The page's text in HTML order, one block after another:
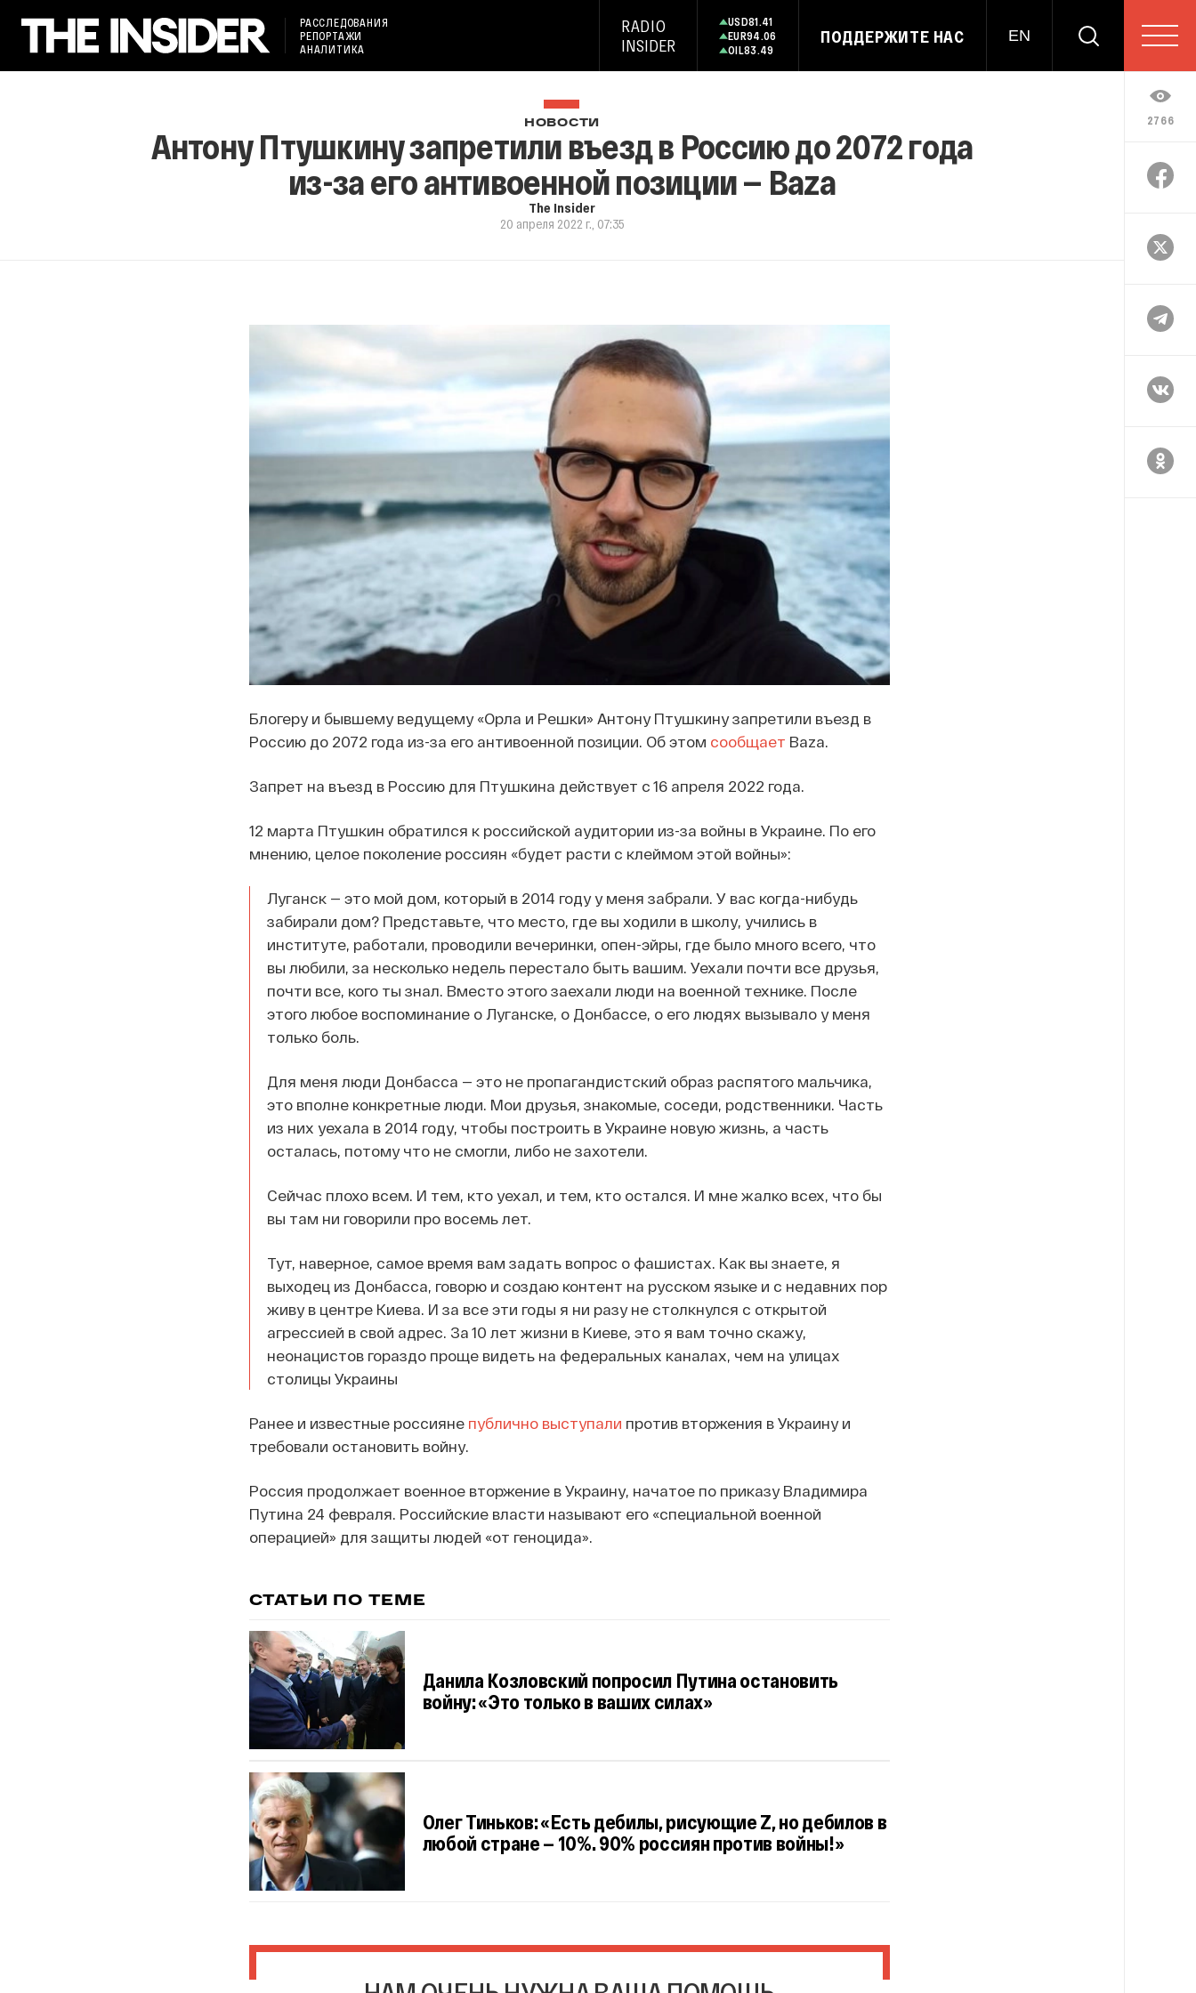
РАССЛЕДОВАНИЯ
РЕПОРТАЖИ
АНАЛИТИКА
RADIO
INSIDER
USD81.41
EUR94.06
OIL83.49
ПОДДЕРЖИТЕ НАС EN
2766
НОВОСТИ
Антону Птушкину запретили въезд в Россию до 2072 года
из-за его антивоенной позиции — Baza
The Insider
20 апреля 2022 г., 07:35
Блогеру и бывшему ведущему «Орла и Решки» Антону Птушкину запретили въезд в
Россию до 2072 года из-за его антивоенной позиции. Об этом сообщает Baza.
Запрет на въезд в Россию для Птушкина действует с 16 апреля 2022 года.
12 марта Птушкин обратился к российской аудитории из-за войны в Украине. По его
мнению, целое поколение россиян «будет расти с клеймом этой войны»:
Луганск — это мой дом, который в 2014 году у меня забрали. У вас когда-нибудь
забирали дом? Представьте, что место, где вы ходили в школу, учились в
институте, работали, проводили вечеринки, опен-эйры, где было много всего, что
вы любили, за несколько недель перестало быть вашим. Уехали почти все друзья,
почти все, кого ты знал. Вместо этого заехали люди на военной технике. После
этого любое воспоминание о Луганске, о Донбассе, о его людях вызывало у меня
только боль.
Для меня люди Донбасса — это не пропагандистский образ распятого мальчика,
это вполне конкретные люди. Мои друзья, знакомые, соседи, родственники. Часть
из них уехала в 2014 году, чтобы построить в Украине новую жизнь, а часть
осталась, потому что не смогли, либо не захотели.
Сейчас плохо всем. И тем, кто уехал, и тем, кто остался. И мне жалко всех, что бы
вы там ни говорили про восемь лет.
Тут, наверное, самое время вам задать вопрос о фашистах. Как вы знаете, я
выходец из Донбасса, говорю и создаю контент на русском языке и с недавних пор
живу в центре Киева. И за все эти годы я ни разу не столкнулся с открытой
агрессией в свой адрес. За 10 лет жизни в Киеве, это я вам точно скажу,
неонацистов гораздо проще видеть на федеральных каналах, чем на улицах
столицы Украины
Ранее и известные россияне публично выступали против вторжения в Украину и
требовали остановить войну.
Россия продолжает военное вторжение в Украину, начатое по приказу Владимира
Путина 24 февраля. Российские власти называют его «специальной военной
операцией» для защиты людей «от геноцида».
СТАТЬИ ПО ТЕМЕ
Данила Козловский попросил Путина остановить
войну: «Это только в ваших силах»
Олег Тиньков: «Есть дебилы, рисующие Z, но дебилов в
любой стране — 10%. 90% россиян против войны!»